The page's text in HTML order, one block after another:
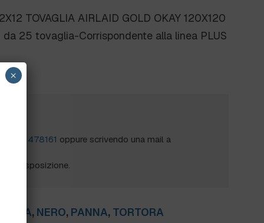
TOVAGLIA AIRLAID GOLD OKAY 120X120
25 tovaglia-Corrispondente alla linea PLUS
0172 478161 oppure scrivendo una mail a
a disposizione.
, NERO, PANNA, TORTORA
×